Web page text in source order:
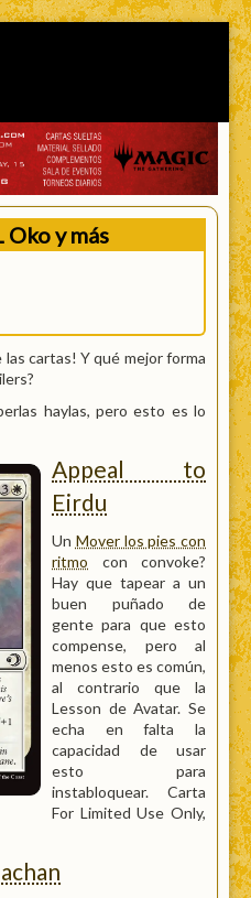
y más
cartas! Y qué mejor forma
haylas, pero esto es lo
Appeal to
Eirdu
Un Mover los pies con
ritmo con convoke?
Hay que tapear a un
buen puñado de
gente para que esto
compense, pero al
menos esto es común,
al contrario que la
Lesson de Avatar. Se
echa en falta la
capacidad de usar
esto para
instabloquear. Carta
For Limited Use Only,